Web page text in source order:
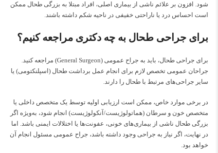
شود. افزون بر علائم ناشی از بیماری اصلی، افراد مبتلا به بزرگی طحال ممکن
است احساس درد یا ناراحتی خفیفی در ناحیه شکم داشته باشند.
برای جراحی طحال به چه دکتری مراجعه کنیم؟
برای جراحی طحال، باید به جراح عمومی (General Surgeon) مراجعه کنید.
جراحان عمومی تخصص لازم برای انجام عمل برداشت طحال (اسپلنکتومی) یا
سایر جراحی‌های مرتبط با طحال را دارند.
در برخی موارد خاص، ممکن است ارزیابی اولیه توسط یک متخصص داخلی یا
متخصص خون و سرطان (هماتولوژیست/آنکولوژیست) انجام شود، به‌ویژه اگر
بزرگی طحال ناشی از بیماری‌های خونی، عفونت‌ها یا اختلالات ایمنی باشد. اما
در نهایت، اگر نیاز به جراحی وجود داشته باشد، جراح عمومی مسئول انجام آن
خواهد بود.